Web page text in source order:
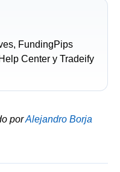
FundingPips
Center y Tradeify
porAlejandro Borja